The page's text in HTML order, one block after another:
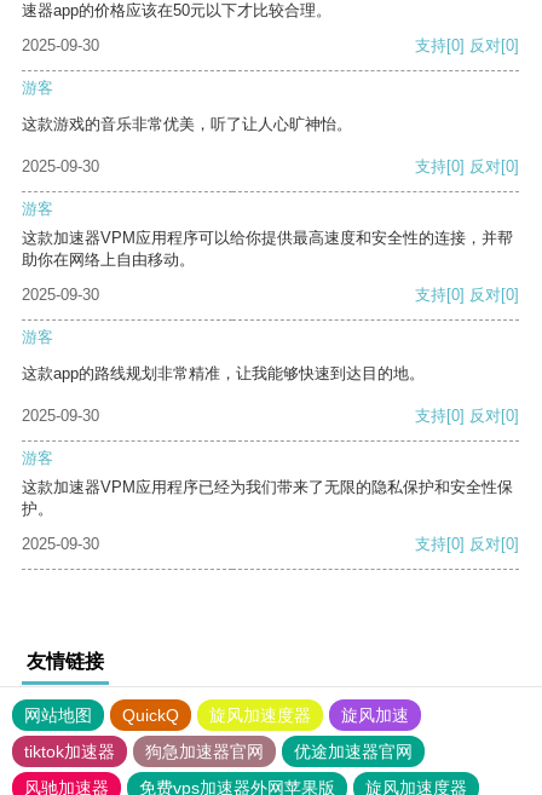
速器app的价格应该在50元以下才比较合理。
2025-09-30
支持[0] 反对[0]
游客
这款游戏的音乐非常优美，听了让人心旷神怡。
2025-09-30 支持[0] 反对[0]
游客
这款加速器VPM应用程序可以给你提供最高速度和安全性的连接，并帮
助你在网络上自由移动。
2025-09-30
支持[0] 反对[0]
游客
这款app的路线规划非常精准，让我能够快速到达目的地。
2025-09-30 支持[0] 反对[0]
游客
这款加速器VPM应用程序已经为我们带来了无限的隐私保护和安全性保
护。
2025-09-30
支持[0] 反对[0]
友情链接
网站地图 QuickQ 旋风加速度器
旋风加速
tiktok加速器
狗急加速器官网
优途加速器官网
风驰加速器
免费vps加速器外网苹果版 旋风加速度器